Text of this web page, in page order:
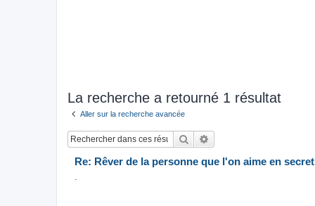
La recherche a retourné 1 résultat
Aller sur la recherche avancée
Rechercher
Re: Rêver de la personne que l'on aime en
.